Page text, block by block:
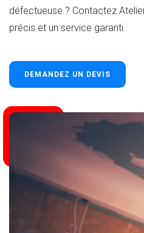
défectueuse ? Contactez
précis et un service garanti.
DEMANDEZ UN DEVIS